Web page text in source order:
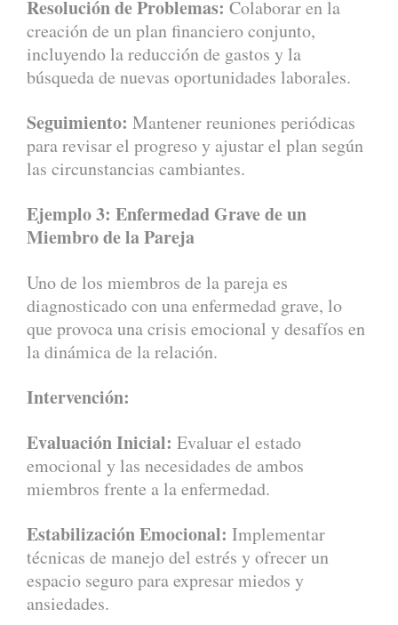
Resolución de Problemas: Colaborar en la
creación de un plan financiero conjunto,
incluyendo la reducción de gastos y la
búsqueda de nuevas oportunidades laborales.
Seguimiento: Mantener reuniones periódicas
para revisar el progreso y ajustar el plan según
las circunstancias cambiantes.
Ejemplo 3: Enfermedad Grave de un
Miembro de la Pareja
Uno de los miembros de la pareja es
diagnosticado con una enfermedad grave, lo
que provoca una crisis emocional y desafíos en
la dinámica de la relación.
Intervención:
Evaluación Inicial: Evaluar el estado
emocional y las necesidades de ambos
miembros frente a la enfermedad.
Estabilización Emocional: Implementar
técnicas de manejo del estrés y ofrecer un
espacio seguro para expresar miedos y
ansiedades.